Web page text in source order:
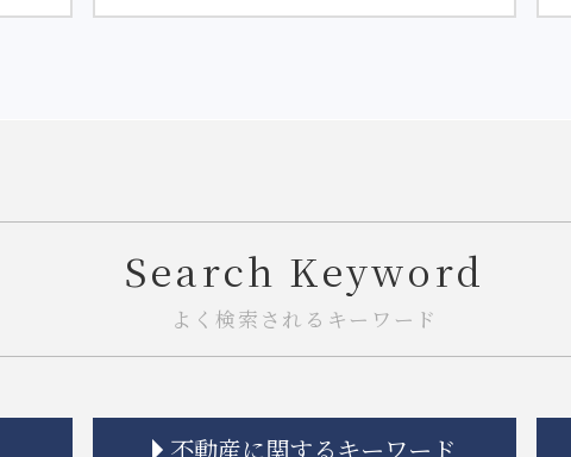
Search Keyword
よく検索されるキーワード
不動産に関するキーワード